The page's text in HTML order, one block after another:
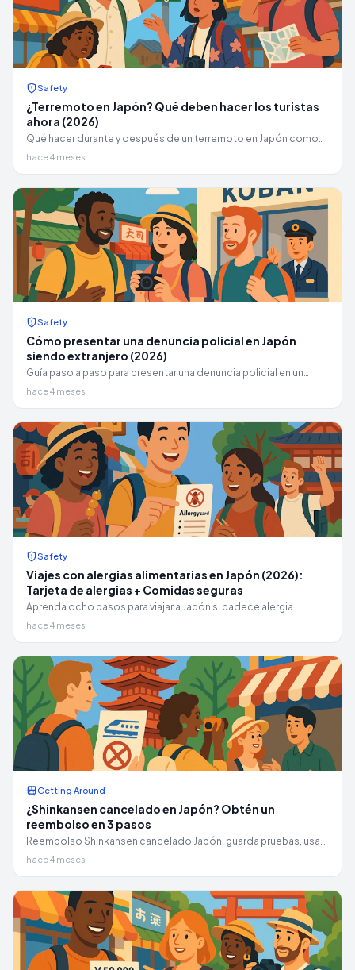
Safety
¿Terremoto en Japón? Qué deben hacer los turistas
ahora (2026)
Qué hacer durante y después de un terremoto en Japón como
turista: agacharse-cubrirse-sujetarse, alertas de tsunami,
refugios de evacuación, réplicas y cómo contactar a la familia.
hace 4 meses
Safety
Cómo presentar una denuncia policial en Japón
siendo extranjero (2026)
Guía paso a paso para presentar una denuncia policial en un
koban o comisaría en Japón: pérdida de objetos, robo,
accidentes. Qué llevar, qué decir y cómo obtener el certificado
que su seguro necesita.
hace 4 meses
Safety
Viajes con alergias alimentarias en Japón (2026):
Tarjeta de alergias + Comidas seguras
Aprenda ocho pasos para viajar a Japón si padece alergia
alimentaria en esta guía de 2026: hoja oficial sobre alergias en
teléfonos inteligentes, hoja de referencia sobre etiquetas y
comidas económicas y más seguras.
hace 4 meses
Getting Around
¿Shinkansen cancelado en Japón? Obtén un
reembolso en 3 pasos
Reembolso Shinkansen cancelado Japón: guarda pruebas, usa
el mostrador o la aplicación adecuada y gestiona las
reclamaciones de hotel o seguro sin suposiciones.
hace 4 meses